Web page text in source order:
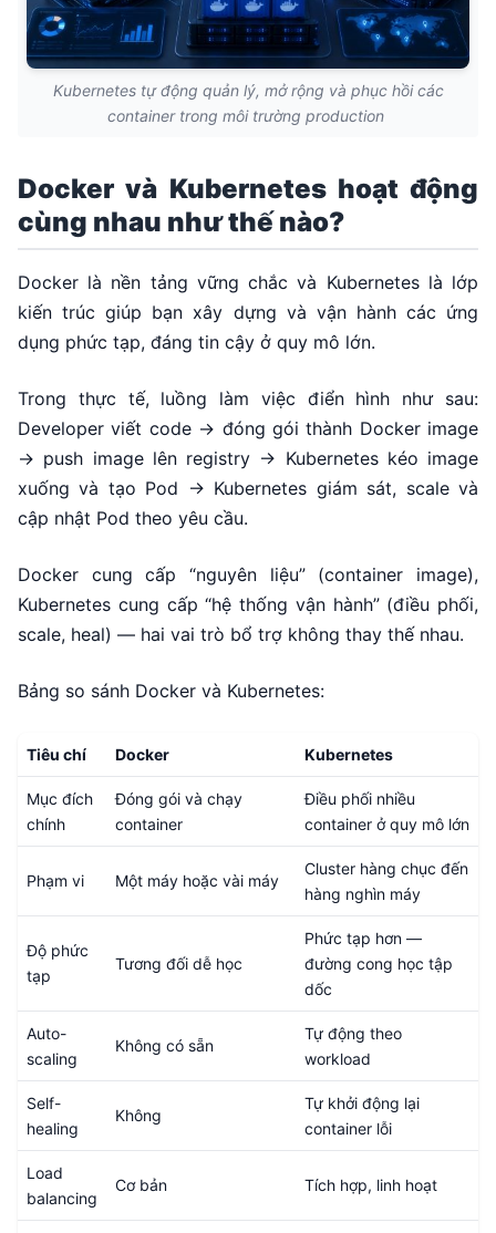
Kubernetes tự động quản lý, mở rộng và phục hồi các
container trong môi trường production
Docker và Kubernetes hoạt động
cùng nhau như thế nào?
Docker là nền tảng vững chắc và Kubernetes là lớp
kiến trúc giúp bạn xây dựng và vận hành các ứng
dụng phức tạp, đáng tin cậy ở quy mô lớn.
Trong thực tế, luồng làm việc điển hình như sau:
Developer viết code → đóng gói thành Docker image
→ push image lên registry → Kubernetes kéo image
xuống và tạo Pod → Kubernetes giám sát, scale và
cập nhật Pod theo yêu cầu.
Docker cung cấp “nguyên liệu” (container image),
Kubernetes cung cấp “hệ thống vận hành” (điều phối,
scale, heal) — hai vai trò bổ trợ không thay thế nhau.
Bảng so sánh Docker và Kubernetes:
Tiêu chí Docker Kubernetes
Mục đích
chính
Đóng gói và chạy
container
Điều phối nhiều
container ở quy mô lớn
Phạm vi Một máy hoặc vài máy
Cluster hàng chục đến
hàng nghìn máy
Độ phức
tạp
Tương đối dễ học
Phức tạp hơn —
đường cong học tập
dốc
Auto-
scaling
Không có sẵn
Tự động theo
workload
Self-
healing
Không
Tự khởi động lại
container lỗi
Load
balancing
Cơ bản Tích hợp, linh hoạt